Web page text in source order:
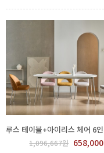
1,096,667원 658,000